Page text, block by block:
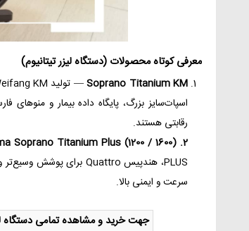
معرفی کوتاه محصولات (دستگاه لیزر تیتانیوم)
Soprano Titanium KM
اسپات‌سایز بزرگ، پایگاه داده بیمار و
رقابتی هستند.
2. Alma Soprano Titanium Plus (1200 / 1600)
سرعت و ایمنی بالا.
جهت خرید و مشاهده تمامی دستگاه